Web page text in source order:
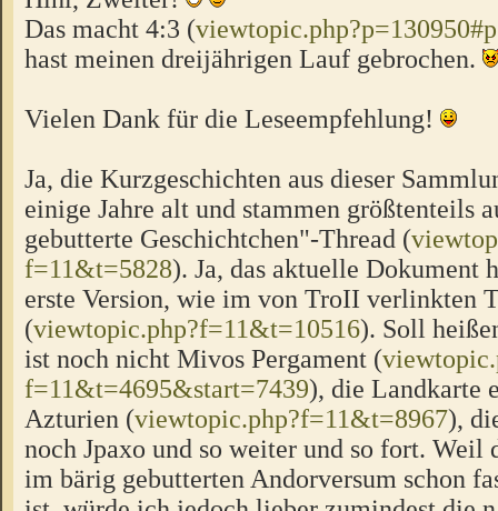
Das macht 4:3 (
hast meinen dreijährigen Lauf gebrochen.
Vielen Dank für die Leseempfehlung!
Ja, die Kurzgeschichten aus dieser
einige Jahre alt und stammen größtenteils
gebutterte Geschichtchen"-Thread (
f=11&t=5828). Ja, das aktuelle Dokument
erste Version, wie im von TroII verlinkten
(viewtopic.php?f=11&t=10516). Soll
ist noch nicht Mivos Pergament (
f=11&t=4695&start=7439), die Landkarte
Azturien (viewtopic.php?f=11&t=8967),
noch Jpaxo und so weiter und so fort. Weil
im bärig gebutterten Andorversum schon